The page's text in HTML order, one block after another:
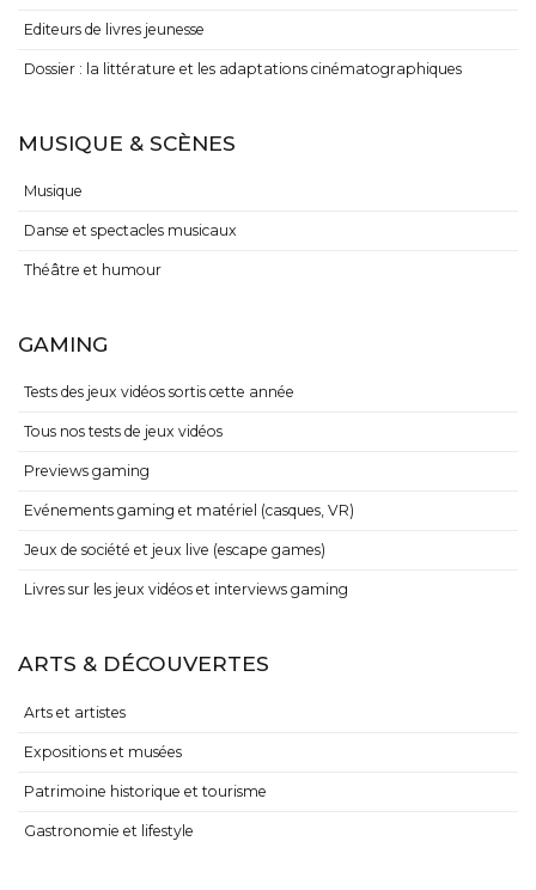
Editeurs de livres jeunesse
Dossier : la littérature et les adaptations cinématographiques
MUSIQUE & SCÈNES
Musique
Danse et spectacles musicaux
Théâtre et humour
GAMING
Tests des jeux vidéos sortis cette année
Tous nos tests de jeux vidéos
Previews gaming
Evénements gaming et matériel (casques, VR)
Jeux de société et jeux live (escape games)
Livres sur les jeux vidéos et interviews gaming
ARTS & DÉCOUVERTES
Arts et artistes
Expositions et musées
Patrimoine historique et tourisme
Gastronomie et lifestyle